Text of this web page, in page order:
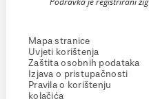
Mapa stranice
Uvjeti korištenja
Zaštita osobnih podataka
Izjava o pristupačnosti
Pravila o korištenju
kolačića